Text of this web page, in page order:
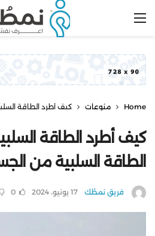
Home منوعات كيف أطرد الطاقة
كيف أطرد الطاقة
الطاقة السلبية من
فريق نمطُك 17 يونيو، 2024 0